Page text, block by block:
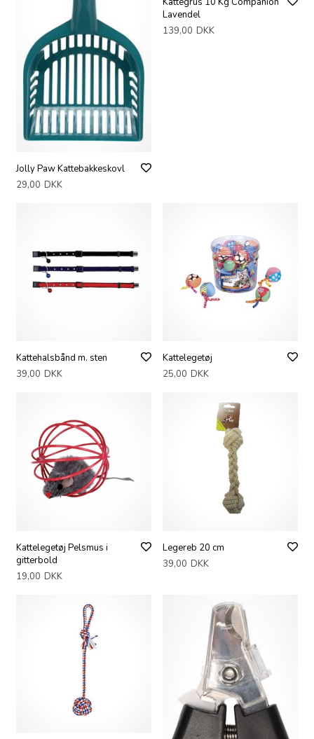
Jolly Paw Kattebakkeskovl
29,00 DKK
Lavendel
139,00 DKK
Kattehalsbånd m. sten
39,00 DKK
Kattelegetøj
25,00 DKK
Kattelegetøj Pelsmus i
gitterbold
19,00 DKK
Legereb 20 cm
39,00 DKK